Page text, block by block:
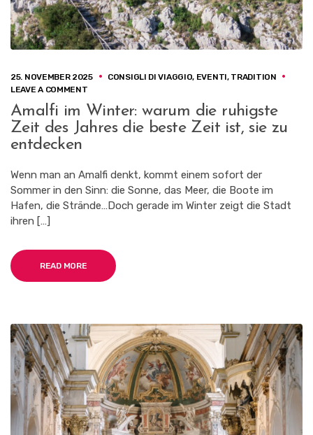
25. NOVEMBER 2025 CONSIGLI DI VIAGGIO, EVENTI, TRADITION
LEAVE A COMMENTON
AMALFI
IM
WINTER:
ZEIT
DES
JAHRES
IST,
Amalfi im Winter: warum die ruhigste
Zeit des Jahres die beste Zeit ist, sie zu
entdecken
Wenn man an Amalfi denkt, kommt einem sofort der
Sommer in den Sinn: die Sonne, das Meer, die Boote im
Hafen, die Strände…Doch gerade im Winter zeigt die Stadt
ihren […]
READ MORE